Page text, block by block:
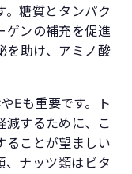
。糖質とタンパク
ゲンの補充を促進
を助け、アミノ酸
Eも重要です。ト
減するために、こ
ることが望ましい
、ナッツ類はビタ